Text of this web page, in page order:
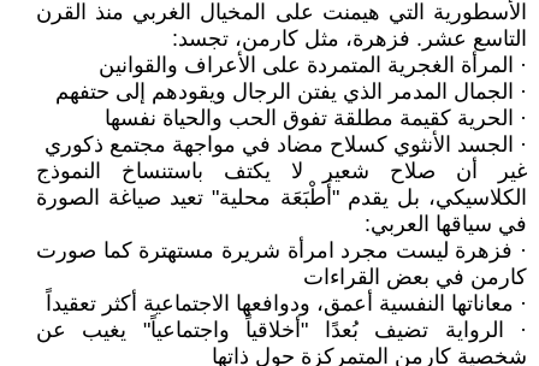
الأسطورية التي هيمنت على المخيال الغربي منذ القرن
التاسع عشر. فزهرة، مثل كارمن، تجسد:
· المرأة الغجرية المتمردة على الأعراف والقوانين
· الجمال المدمر الذي يفتن الرجال ويقودهم إلى حتفهم
· الحرية كقيمة مطلقة تفوق الحب والحياة نفسها
· الجسد الأنثوي كسلاح مضاد في مواجهة مجتمع ذكوري
غير أن صلاح شعير لا يكتف باستنساخ النموذج
الكلاسيكي، بل يقدم "أَطْبَعَة محلية" تعيد صياغة الصورة
في سياقها العربي:
· فزهرة ليست مجرد امرأة شريرة مستهترة كما صورت
كارمن في بعض القراءات
· معاناتها النفسية أعمق، ودوافعها الاجتماعية أكثر تعقيداً
· الرواية تضيف بُعدًا "أخلاقياً واجتماعياً" يغيب عن
شخصية كارمن المتمركزة حول ذاتها